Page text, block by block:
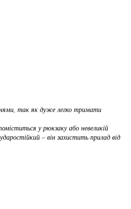
так як дуже легко тримати
у рюкзаку або невеликій
– він захистить прилад від